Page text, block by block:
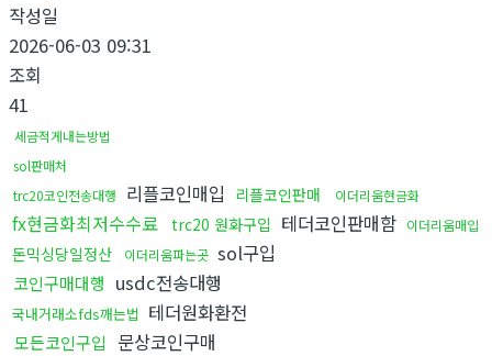
작성일
2026-06-03 09:31
조회
41
세금적게내는방법
sol판매처
trc20코인전송대행
리플코인매입 리플코인판매 이더리움현금화
fx현금화최저수수료 trc20 원화구입 테더코인판매함 이더리움매입
돈믹싱당일정산 이더리움파는곳 sol구입
코인구매대행 usdc전송대행
국내거래소fds깨는법 테더원화환전
모든코인구입 문상코인구매